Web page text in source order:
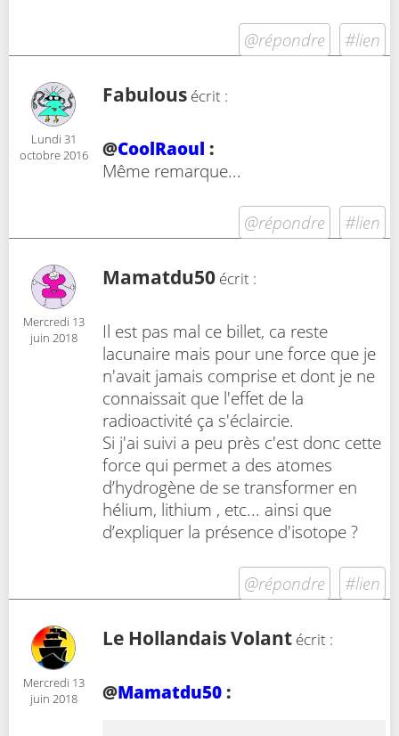
@répondre #lien
Lundi 31
octobre 2016
Fabulous écrit :
@CoolRaoul :
Même remarque...
@répondre #lien
Mercredi 13
juin 2018
Mamatdu50 écrit :
Il est pas mal ce billet, ca reste
lacunaire mais pour une force que je
n'avait jamais comprise et dont je ne
connaissait que l'effet de la
radioactivité ça s'éclaircie.
Si j'ai suivi a peu près c'est donc cette
force qui permet a des atomes
d’hydrogène de se transformer en
hélium, lithium , etc... ainsi que
d’expliquer la présence d'isotope ?
@répondre #lien
Mercredi 13
juin 2018
Le Hollandais Volant écrit :
@Mamatdu50 :